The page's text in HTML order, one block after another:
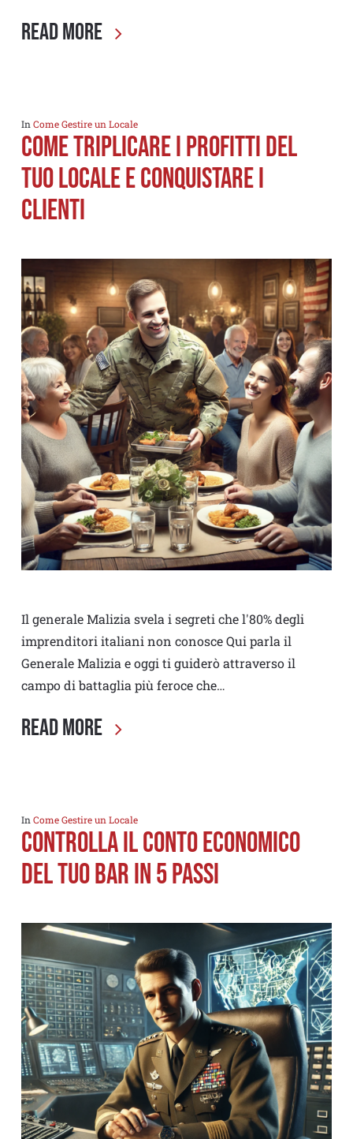
Read More
InCome Gestire un Locale
Come Triplicare i Profitti del
tuo locale e Conquistare i
clienti
Il generale Malizia svela i segreti che l'80% degli
imprenditori italiani non conosce Qui parla il
Generale Malizia e oggi ti guiderò attraverso il
campo di battaglia più feroce che…
Read More
InCome Gestire un Locale
CONTROLLA IL CONTO ECONOMICO
DEL TUO BAR IN 5 PASSI